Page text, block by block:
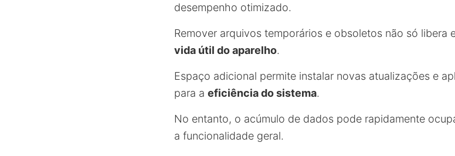
desempenho otimizado.
Remover arquivos temporários e obsoletos não só libera
vida útil do aparelho.
Espaço adicional permite instalar novas atualizações e
para a eficiência do sistema.
No entanto, o acúmulo de dados pode rapidamente
a funcionalidade geral.